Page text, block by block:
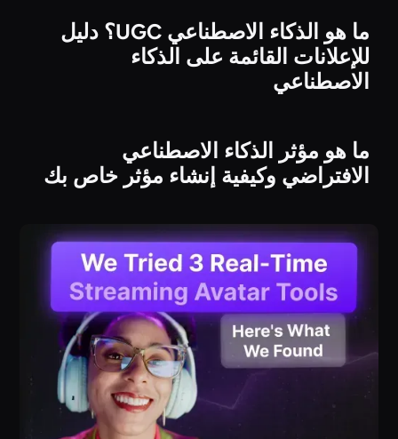
ما هو الذكاء الاصطناعي UGC؟ دليل
للإعلانات القائمة على الذكاء
الاصطناعي
ما هو مؤثر الذكاء الاصطناعي
الافتراضي وكيفية إنشاء مؤثر خاص بك